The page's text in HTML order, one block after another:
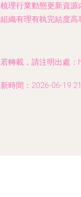
理行業動態更新資
織有理有執完結度
轉載，請注明出處
時間：2026-06-19